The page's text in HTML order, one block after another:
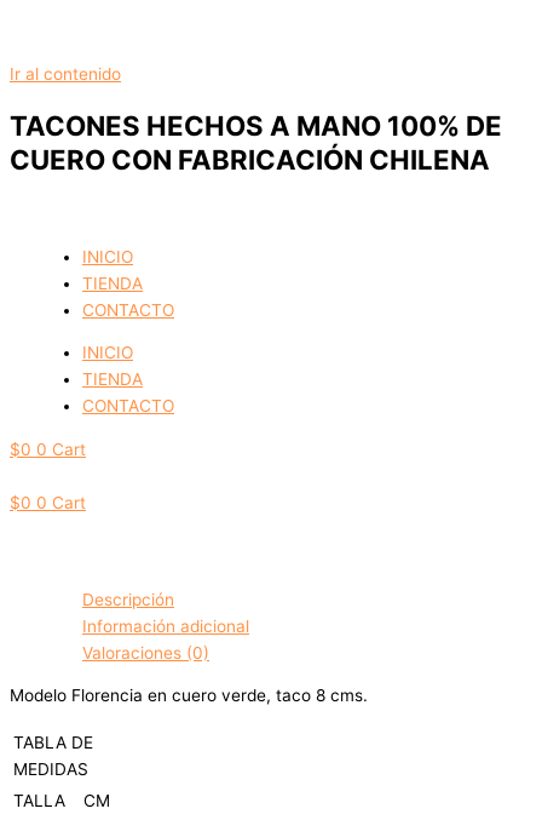
Ir al contenido
TACONES HECHOS A MANO 100% DE
CUERO CON FABRICACIÓN CHILENA
INICIO
TIENDA
CONTACTO
INICIO
TIENDA
CONTACTO
$0 0 Cart
$0 0 Cart
Descripción
Información adicional
Valoraciones (0)
Modelo Florencia en cuero verde, taco 8 cms.
TABLA DE
MEDIDAS
TALLA
CM